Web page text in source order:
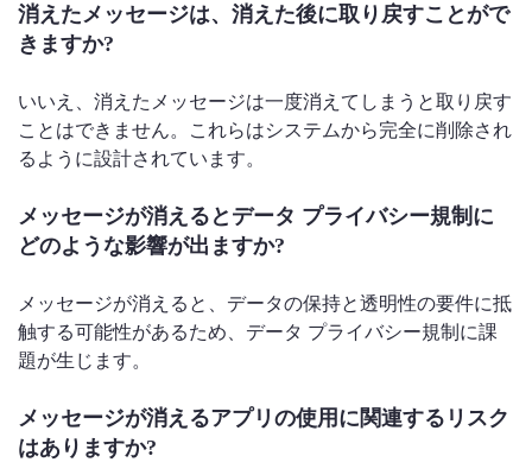
消えたメッセージは、消えた後に取り戻すことがで
きますか?
いいえ、消えたメッセージは一度消えてしまうと取り戻す
ことはできません。これらはシステムから完全に削除され
るように設計されています。
メッセージが消えるとデータ プライバシー規制に
どのような影響が出ますか?
メッセージが消えると、データの保持と透明性の要件に抵
触する可能性があるため、データ プライバシー規制に課
題が生じます。
メッセージが消えるアプリの使用に関連するリスク
はありますか?